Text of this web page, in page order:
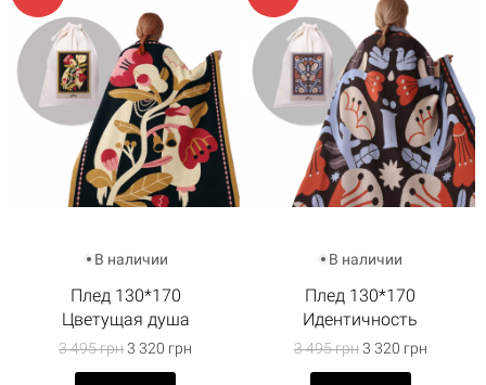
В наличии
Плед 130*170
Цветущая душа
3 495 грн3 320 грн
В наличии
Плед 130*170
Идентичность
3 495 грн3 320 грн